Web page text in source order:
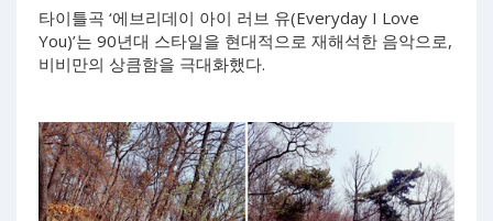
타이틀곡 ‘에브리데이 아이 러브 유(Everyday I Love
You)’는 90년대 스타일을 현대적으로 재해석한 음악으로,
비비만의 상큼함을 극대화했다.